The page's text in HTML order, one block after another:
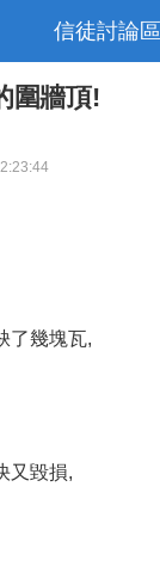
信徒討論區
圍牆頂!
了幾塊瓦,
又毀損,